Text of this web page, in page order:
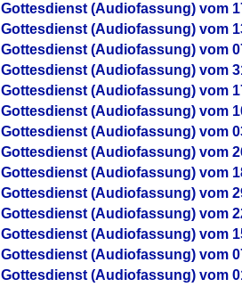
Gottesdienst (Audiofassung) vom
Gottesdienst (Audiofassung) vom
Gottesdienst (Audiofassung) vom
Gottesdienst (Audiofassung) vom
Gottesdienst (Audiofassung) vom
Gottesdienst (Audiofassung) vom
Gottesdienst (Audiofassung) vom
Gottesdienst (Audiofassung) vom
Gottesdienst (Audiofassung) vom
Gottesdienst (Audiofassung) vom
Gottesdienst (Audiofassung) vom
Gottesdienst (Audiofassung) vom
Gottesdienst (Audiofassung) vom
Gottesdienst (Audiofassung) vom